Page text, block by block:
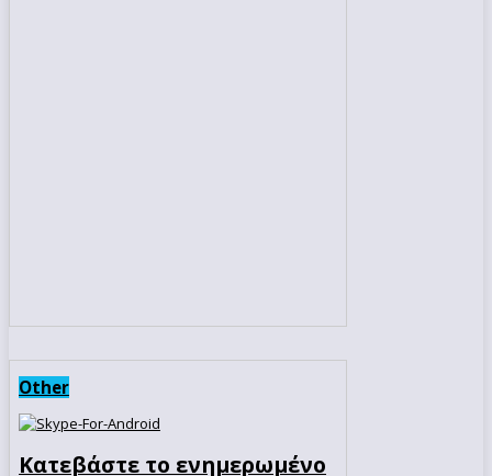
Other
Κατεβάστε το ενημερωμένο